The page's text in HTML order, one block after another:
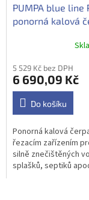
PUMPA blue line
ponorná kalová
PQD7-12-1.1QGF
5 529 Kč bez DPH
6 690,09 Kč
Do košíku
Ponorná kalová
řezacím zařízením
silně znečištěných
splašků, septiků